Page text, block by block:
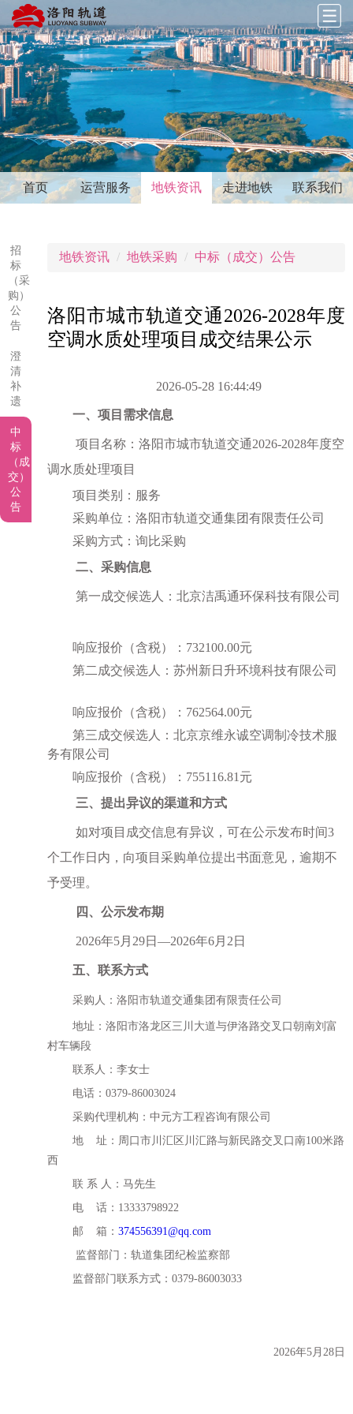
首页 运营服务 地铁资讯 走进地铁 联系我们
招
标
（采
购）
公
告
澄
清
补
遗
中
标
（成
交）
公
告
地铁资讯 地铁采购 中标（成交）公告
洛阳市城市轨道交通2026-2028年度
空调水质处理项目成交结果公示
2026-05-28 16:44:49
一、项目 需求信息
项目名称： 洛阳市城市轨道交通2026-2028年度空
调水质处理项目
项目类别： 服务
采购单位： 洛阳市轨道交通集团有限责任公司
采购方式：询比采购
二、 采购信息
第一成交候选人： 北京洁禹通环保科技有限公司
响应报价 （含税） ： 732100.00元
第二成交候选人： 苏州新日升环境科技有限公司
响应报价 （含税） ： 762564.00元
第三成交候选人： 北京京维永诚空调制冷技术服
务有限公司
响应报价 （含税） ： 755116.81 元
三、提出异议的渠道和方式
如对项目成交信息有异议，可在公示发布时间3
个工作日内，向项目采购单位提出书面意见，逾期不
予受理。
四、公示发布期
2026年5月 29日 —2026年6月 2 日
五、联系方式
采购人：洛阳市轨道交通集团有限责任公司
地址：洛阳市洛龙区三川大道与伊洛路交叉口朝南刘富
村车辆段
联系人： 李女士
电话： 0379-86003024
采购代理机构 ： 中元方工程咨询有限公司
地
址：周口市川汇区川汇路与新民路交叉口南100米路
西
联 系 人： 马先生
电
话： 13333798922
邮
箱： 374556391@qq.com
监督部门：轨道集团纪检监察部
监督部门联系方式： 0379-86003033
2026年5 月 28日